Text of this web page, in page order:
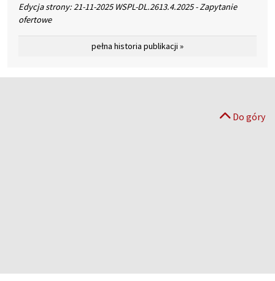
Edycja strony: 21-11-2025 WSPL-DL.2613.4.2025 - Zapytanie
ofertowe
pełna historia publikacji »
Do góry